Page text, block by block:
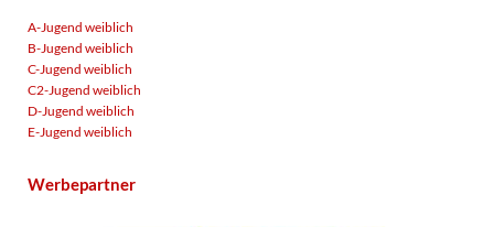
A-Jugend weiblich
B-Jugend weiblich
C-Jugend weiblich
C2-Jugend weiblich
D-Jugend weiblich
E-Jugend weiblich
Werbepartner